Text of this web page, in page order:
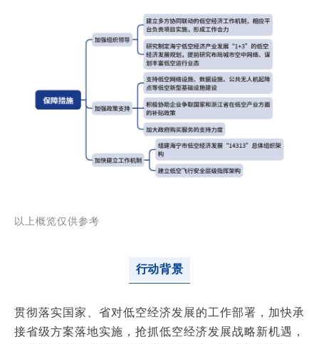
以上概览仅供参考
行动背景
贯彻落实国家、省对低空经济发展的工作部署，加快承
接省级方案落地实施，抢抓低空经济发展战略新机遇，